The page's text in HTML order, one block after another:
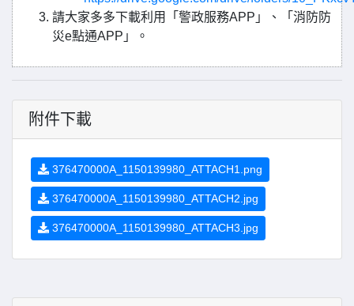
請大家多多下載利用「警政服務APP」、「消防防
災e點通APP」。
附件下載
376470000A_1150139980_ATTACH1.png
376470000A_1150139980_ATTACH2.jpg
376470000A_1150139980_ATTACH3.jpg